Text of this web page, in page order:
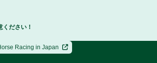
ださい！
Racing in Japan